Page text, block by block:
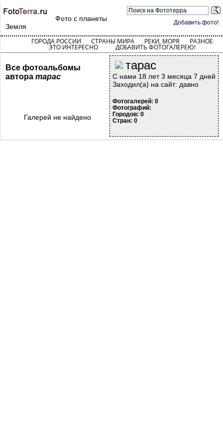
Добавить фото!
Фото с планеты
Земля
ГОРОДА РОССИИ СТРАНЫ МИРА РЕКИ, МОРЯ РАЗНОЕ
ЭТО ИНТЕРЕСНО ДОБАВИТЬ ФОТОГАЛЕРЕЮ!
тарас
С нами 18 лет 3 месяца 7 дней
Заходил(а) на сайт: давно
Фотогалерей: 0
Фотографий:
Городов: 0
Стран: 0
Все фотоальбомы
автора тарас
Галерей не найдено